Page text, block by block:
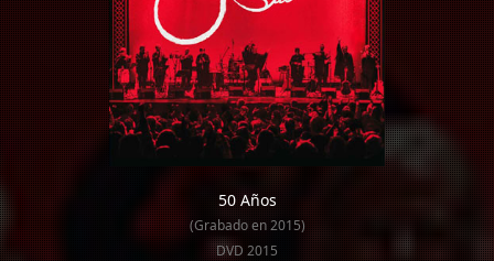
50 Años
(Grabado en 2015)
DVD 2015